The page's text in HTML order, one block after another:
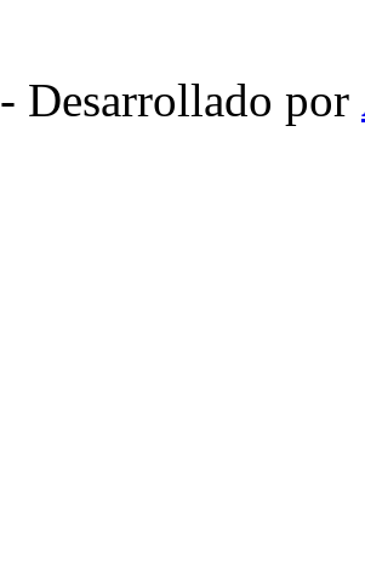
- Desarrollado por